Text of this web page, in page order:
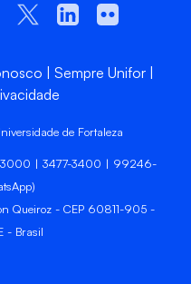
Sempre Unifor
de Fortaleza
3000 | 3477-3400 | 99246-
Queiroz - CEP 60811-905 -
- Brasil